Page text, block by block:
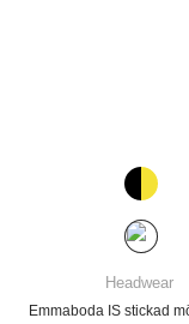
Headwear
Emmaboda IS stickad